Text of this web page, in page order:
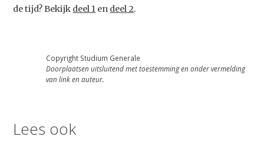
de tijd? Bekijk deel 1 en deel 2.
Copyright Studium Generale
Doorplaatsen uitsluitend met toestemming en onder vermelding
van link en auteur.
Lees ook